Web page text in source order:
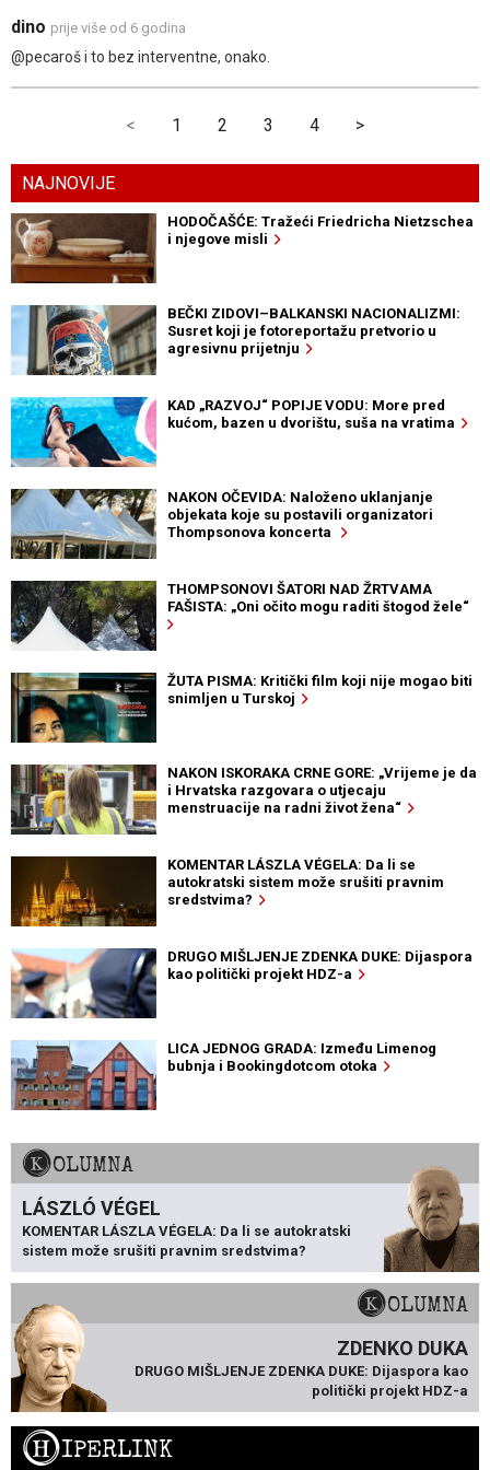
dino prije više od 6 godina
@pecaroš i to bez interventne, onako.
< 1 2 3 4 >
NAJNOVIJE
HODOČAŠĆE: Tražeći Friedricha Nietzschea
i njegove misli
BEČKI ZIDOVI–BALKANSKI NACIONALIZMI:
Susret koji je fotoreportažu pretvorio u
agresivnu prijetnju
KAD „RAZVOJ“ POPIJE VODU: More pred
kućom, bazen u dvorištu, suša na vratima
NAKON OČEVIDA: Naloženo uklanjanje
objekata koje su postavili organizatori
Thompsonova koncerta
THOMPSONOVI ŠATORI NAD ŽRTVAMA
FAŠISTA: „Oni očito mogu raditi štogod žele“
ŽUTA PISMA: Kritički film koji nije mogao biti
snimljen u Turskoj
NAKON ISKORAKA CRNE GORE: „Vrijeme je da
i Hrvatska razgovara o utjecaju
menstruacije na radni život žena“
KOMENTAR LÁSZLA VÉGELA: Da li se
autokratski sistem može srušiti pravnim
sredstvima?
DRUGO MIŠLJENJE ZDENKA DUKE: Dijaspora
kao politički projekt HDZ-a
LICA JEDNOG GRADA: Između Limenog
bubnja i Bookingdotcom otoka
KOLUMNA
LÁSZLÓ VÉGEL
KOMENTAR LÁSZLA VÉGELA: Da li se autokratski
sistem može srušiti pravnim sredstvima?
KOLUMNA
ZDENKO DUKA
DRUGO MIŠLJENJE ZDENKA DUKE: Dijaspora kao
politički projekt HDZ-a
HIPERLINK